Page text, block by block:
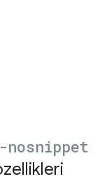
nosnippet